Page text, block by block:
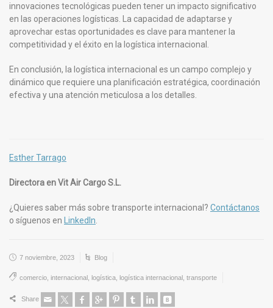
innovaciones tecnológicas pueden tener un impacto significativo
en las operaciones logísticas. La capacidad de adaptarse y
aprovechar estas oportunidades es clave para mantener la
competitividad y el éxito en la logística internacional.
En conclusión, la logística internacional es un campo complejo y
dinámico que requiere una planificación estratégica, coordinación
efectiva y una atención meticulosa a los detalles.
Esther Tarrago
Directora en Vit Air Cargo S.L.
¿Quieres saber más sobre transporte internacional? Contáctanos
o síguenos en
LinkedIn
7 noviembre, 2023 Blog
comercio internacional logística logística internacional transporte
Share